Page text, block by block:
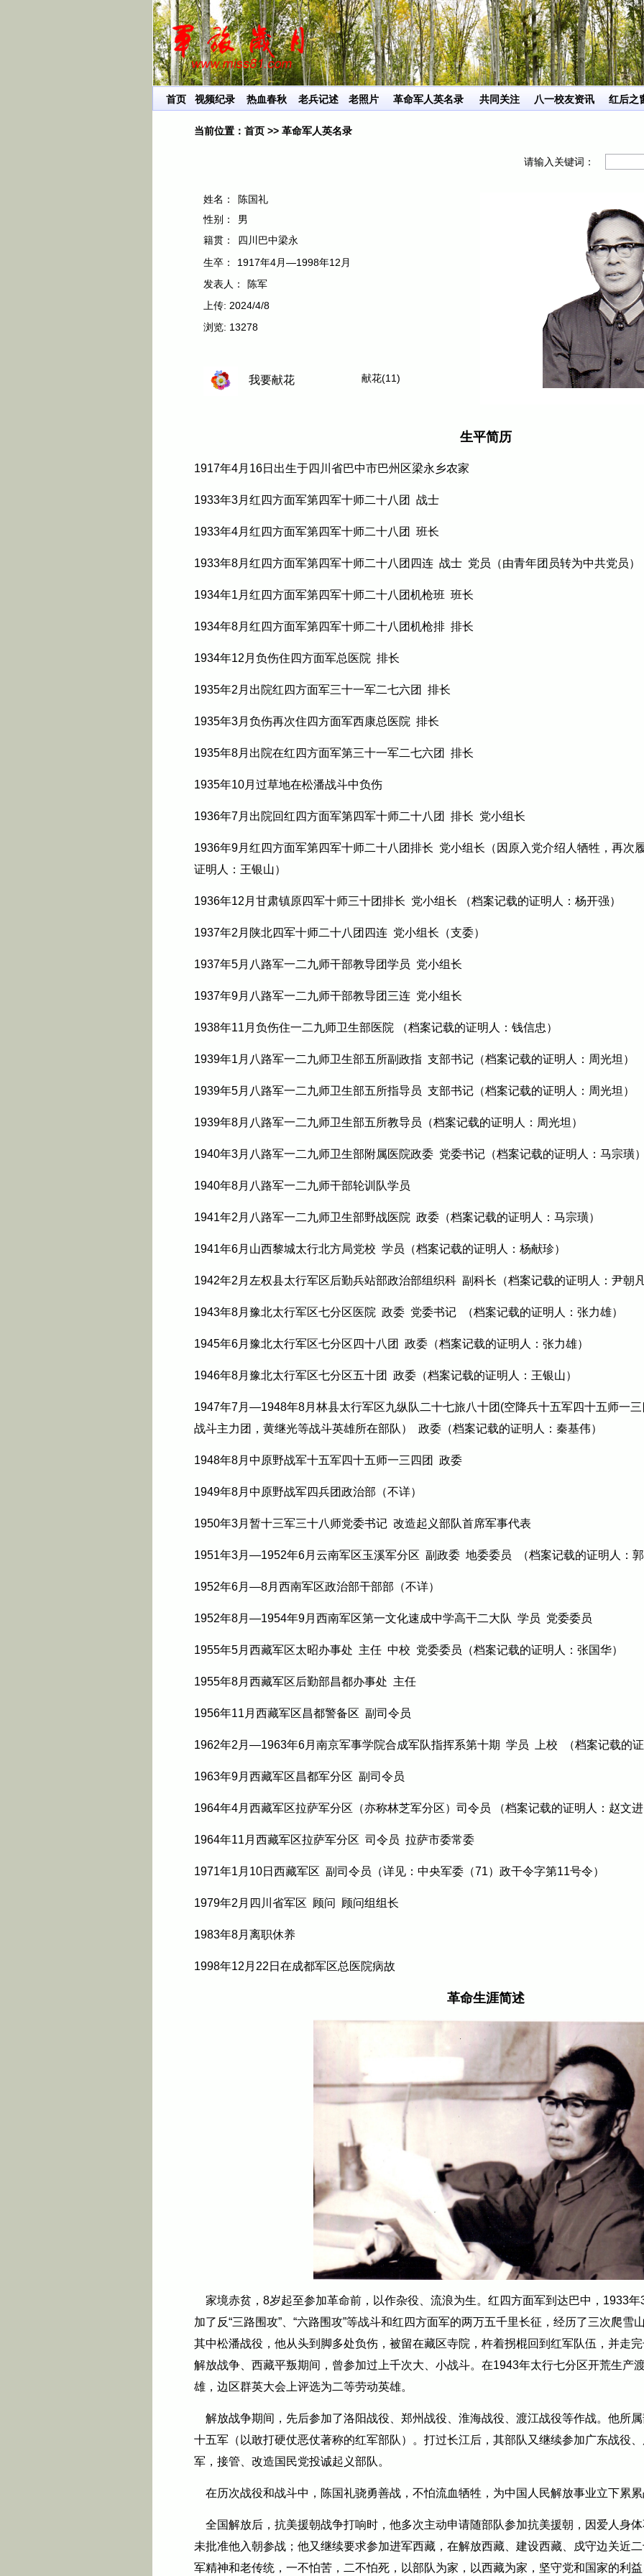
首页 视频纪录 热血春秋 老兵记述 老照片 革命军人英名录 共同关注 八一校友资讯 红后之
当前位置： 首页>> 革命军人英名录
请输入关键词：
姓名：
陈国礼
性别：
男
籍贯：
四川巴中梁永
生卒：
1917年4月—1998年12月
发表人：
陈军
上传: 2024/4/8
浏览: 13278
我要献花 献花(11)
生平简历
1917年4月16日出生于四川省巴中市巴州区梁永乡农家
1933年3月红四方面军第四军十师二十八团 战士
1933年4月红四方面军第四军十师二十八团 班长
1933年8月红四方面军第四军十师二十八团四连 战士 党员（由青年团员转为中共党员）
1934年1月红四方面军第四军十师二十八团机枪班 班长
1934年8月红四方面军第四军十师二十八团机枪排 排长
1934年12月负伤住四方面军总医院 排长
1935年2月出院红四方面军三十一军二七六团 排长
1935年3月负伤再次住四方面军西康总医院 排长
1935年8月出院在红四方面军第三十一军二七六团 排长
1935年10月过草地在松潘战斗中负伤
1936年7月出院回红四方面军第四军十师二十八团 排长 党小组长
1936年9月红四方面军第四军十师二十八团排长 党小组长（因原入党介绍人牺牲，再次
证明人：王银山）
1936年12月甘肃镇原四军十师三十团排长 党小组长 （档案记载的证明人：杨开强）
1937年2月陕北四军十师二十八团四连 党小组长（支委）
1937年5月八路军一二九师干部教导团学员 党小组长
1937年9月八路军一二九师干部教导团三连 党小组长
1938年11月负伤住一二九师卫生部医院 （档案记载的证明人：钱信忠）
1939年1月八路军一二九师卫生部五所副政指 支部书记（档案记载的证明人：周光坦）
1939年5月八路军一二九师卫生部五所指导员 支部书记（档案记载的证明人：周光坦）
1939年8月八路军一二九师卫生部五所教导员（档案记载的证明人：周光坦）
1940年3月八路军一二九师卫生部附属医院政委 党委书记（档案记载的证明人：马宗璜
1940年8月八路军一二九师干部轮训队学员
1941年2月八路军一二九师卫生部野战医院 政委（档案记载的证明人：马宗璜）
1941年6月山西黎城太行北方局党校 学员（档案记载的证明人：杨献珍）
1942年2月左权县太行军区后勤兵站部政治部组织科 副科长（档案记载的证明人：尹朝
1943年8月豫北太行军区七分区医院 政委 党委书记 （档案记载的证明人：张力雄）
1945年6月豫北太行军区七分区四十八团 政委（档案记载的证明人：张力雄）
1946年8月豫北太行军区七分区五十团 政委（档案记载的证明人：王银山）
1947年7月—1948年8月 林县太行军区九纵队二十七旅八十团(空降兵十五军四十五师一
战斗主力团，黄继光等战斗英雄所在部队） 政委（档案记载的证明人：秦基伟）
1948年8月 中原野战军十五军四十五师一三四团 政委
1949年8月中原野战军四兵团政治部（不详）
1950年3月暂十三军三十八师党委书记 改造起义部队首席军事代表
1951年3月—1952年6月云南军区玉溪军分区 副政委 地委委员 （档案记载的证明人：
1952年6月—8月西南军区政治部干部部（不详）
1952年8月—1954年9月西南军区第一文化速成中学高干二大队 学员 党委委员
1955年5月西藏军区太昭办事处 主任 中校 党委委员（档案记载的证明人：张国华）
1955年8月西藏军区后勤部昌都办事处 主任
1956年11月西藏军区昌都警备区 副司令员
1962年2月—1963年6月南京军事学院合成军队指挥系第十期 学员 上校 （档案记载的
1963年9月西藏军区昌都军分区 副司令员
1964年4月西藏军区拉萨军分区（亦称林芝军分区）司令员 （档案记载的证明人：赵文
1964年11月西藏军区拉萨军分区 司令员 拉萨市委常委
1971年1月10日西藏军区 副司令员（详见：中央军委（71）政干令字第11号令）
1979年2月四川省军区 顾问 顾问组组长
1983年8月离职休养
1998年12月22日在成都军区总医院病故
革命生涯简述
家境赤贫， 8岁起至参加革命前， 以作杂役、流浪为生。红四方面军到达巴中，1933
加了反“三路围攻”、“六路围攻”等战斗和红四方面军的两万五千里长征，经历了三次爬雪
其中松潘战役，他从头到脚多处负伤，被留在藏区寺院，杵着拐棍回到红军队伍，并走
解放战争、西藏平叛期间，曾参加过上千次大、小战斗。在1943年太行七分区开荒生产
雄，边区群英大会上评选为二等劳动英雄。
解放战争期间，先后参加了洛阳战役、郑州战役、淮海战役、渡江战役等作战。他所
十五军（以敢打硬仗恶仗著称的红军部队）。打过长江后，其部队又继续参加广东战役
军，接管、改造国民党投诚起义部队。
在历次战役和战斗中，陈国礼骁勇善战，不怕流血牺牲，为中国人民解放事业立下累
全国解放后，抗美援朝战争打响时，他多次主动申请随部队参加抗美援朝，因爱人身
未批准他入朝参战；他又继续要求参加进军西藏，在解放西藏、建设西藏、戍守边关近
军精神和老传统，一不怕苦，二不怕死，以部队为家，以西藏为家，坚守党和国家的利